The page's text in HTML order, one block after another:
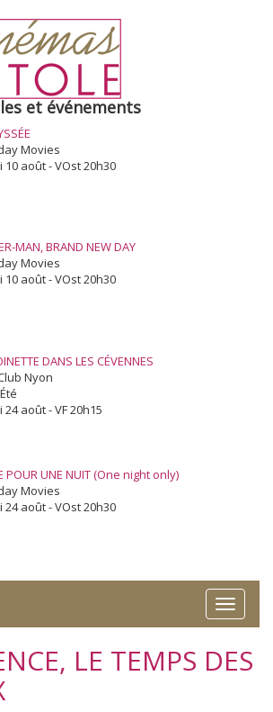
et événements
Movies
10 août - VOst 20h30
MAN, BRAND NEW DAY
Movies
10 août - VOst 20h30
DANS LES CÉVENNES
Nyon
24 août - VF 20h15
POUR UNE NUIT (One night only)
Movies
24 août - VOst 20h30
Toggle
LE TEMPS DES